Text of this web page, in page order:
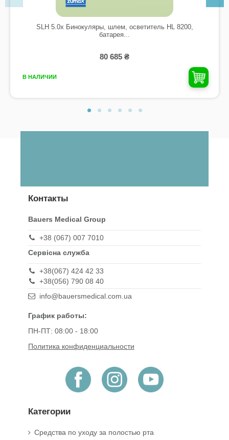
SLH 5.0x Бинокуляры, шлем, осветитель HL 8200,
батарея...
80 685 ₴
В НАЛИЧИИ
Контакты
Bauers Medical Group
+38 (067) 007 7010
Сервісна служба
+38(067) 424 42 33
+38(056) 790 08 40
info@bauersmedical.com.ua
График работы:
ПН-ПТ: 08:00 - 18:00
Политика конфиденциальности
Категории
Средства по уходу за полостью рта